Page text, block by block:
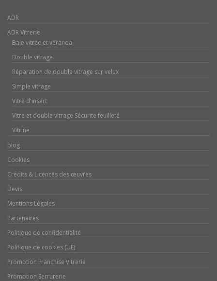
ADR
ADR Vitrerie
Baie vitrée et véranda
Double vitrage
Réparation de double vitrage sur velux
Simple vitrage
Vitre d'insert
Vitre et double vitrage Sécurite feuilleté
Vitrine
blog
Cookies
Crédits & Licences des œuvres
Devis
Mentions Légales
Partenaires
Politique de confidentialité
Politique de cookies (UE)
Promotion Franchise Vitrerie
Promotion Serrurerie